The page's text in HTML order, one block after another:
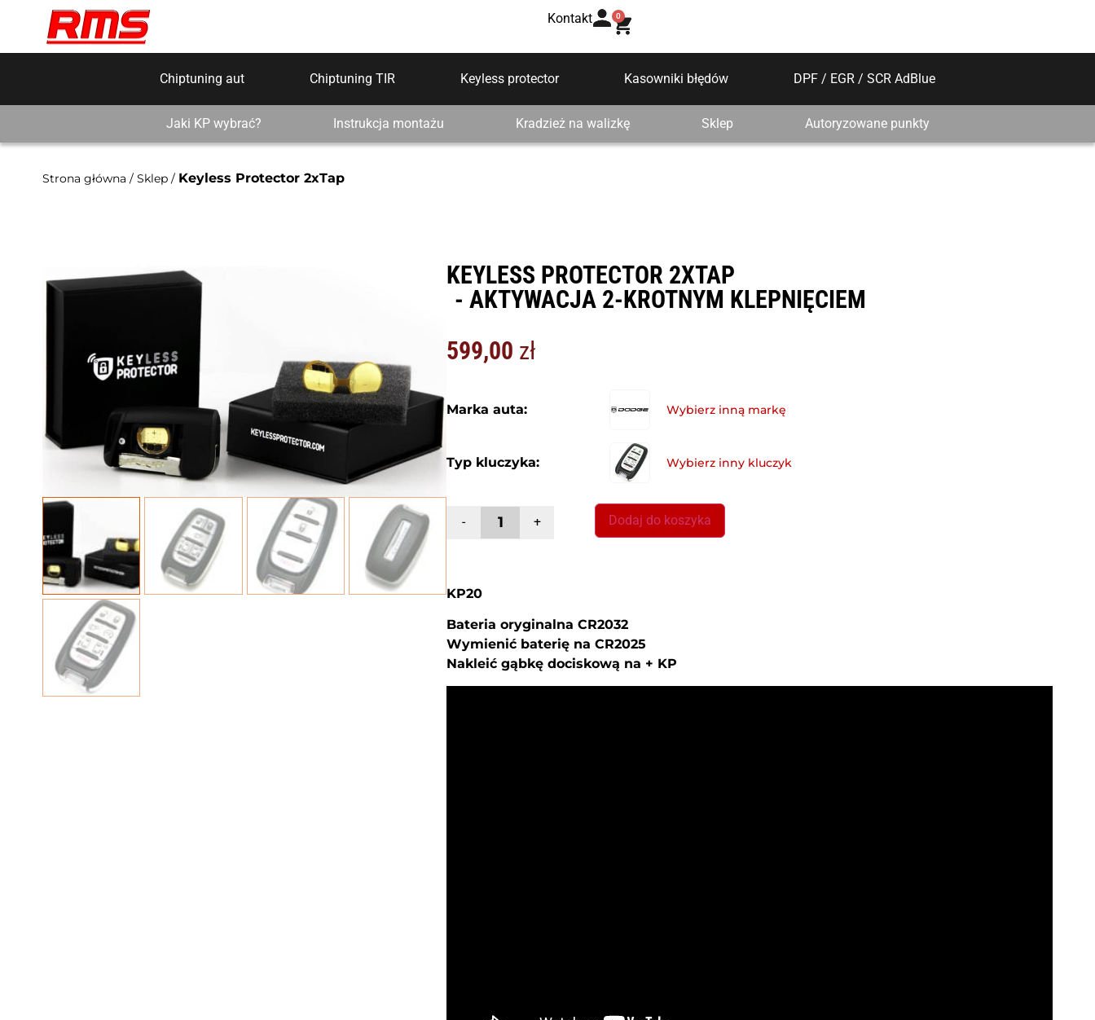
Kontakt 0
Chiptuning aut Chiptuning TIR Keyless protector Kasowniki błędów DPF / EGR / SCR AdBlue
Jaki KP wybrać? Instrukcja montażu Kradzież na walizkę Sklep Autoryzowane punkty
Strona główna / Sklep / Keyless Protector 2xTap
KEYLESS PROTECTOR 2XTAP
- AKTYWACJA 2-KROTNYM KLEPNIĘCIEM
599,00 zł
Marka auta:
Typ kluczyka:
- + Dodaj do koszyka
KP20
Bateria oryginalna CR2032
Wymienić baterię na CR2025
Nakleić gąbkę dociskową na + KP